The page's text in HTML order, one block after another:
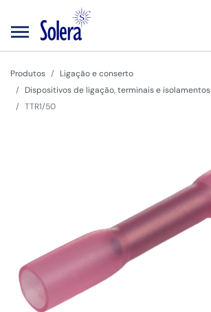
Produtos
Ligação e conserto
Dispositivos de ligação, terminais e isolamentos
TTR1/50